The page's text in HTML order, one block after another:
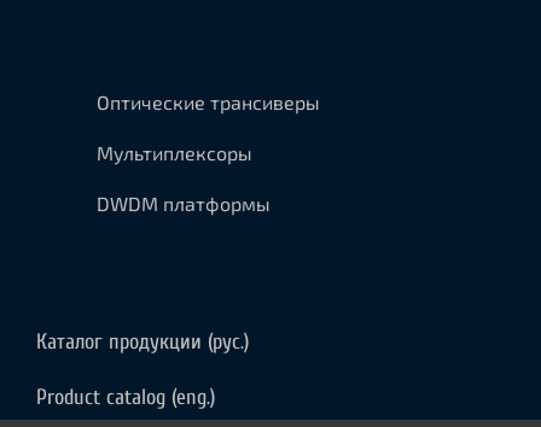
Оптические трансиверы
Мультиплексоры
DWDM платформы
Каталог продукции (рус.)
Product catalog (eng.)